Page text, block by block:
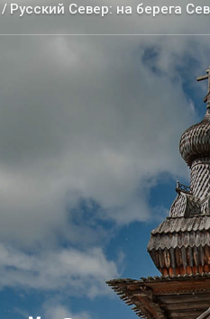
Русский Север: на берега